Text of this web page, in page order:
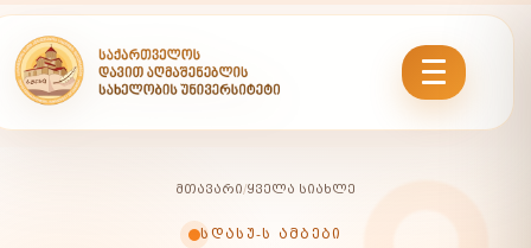
ᲛᲗᲐᲕᲐᲠᲘ/ᲧᲕᲔᲚᲐ ᲡᲘᲐᲮᲚᲔ
ᲡᲓᲐᲡᲣ-Ს ᲐᲛᲑᲔᲑᲘ